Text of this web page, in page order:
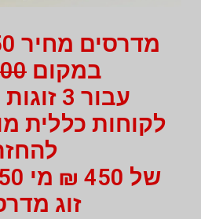
במקום
עבור 3 זוגות מדרסים
לקוחות כללית
זוג